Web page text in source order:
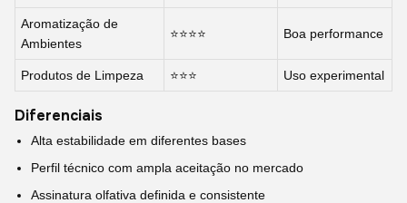
Aromatização de
Ambientes
⭐⭐⭐⭐ Boa performance
Produtos de Limpeza ⭐⭐⭐ Uso experimental
Diferenciais
Alta estabilidade em diferentes bases
Perfil técnico com ampla aceitação no mercado
Assinatura olfativa definida e consistente